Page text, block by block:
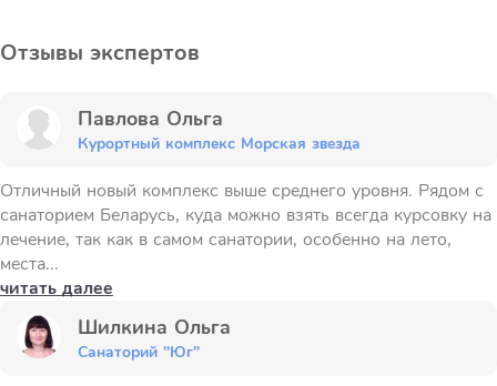
Отзывы экспертов
Павлова Ольга
Курортный комплекс Морская звезда
Отличный новый комплекс выше среднего уровня. Рядом с
санаторием Беларусь, куда можно взять всегда курсовку на
лечение, так как в самом санатории, особенно на лето,
места...
читать далее
Шилкина Ольга
Санаторий "Юг"